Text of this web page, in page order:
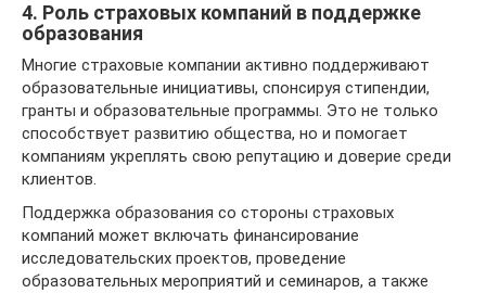
4. Роль страховых компаний в поддержке
образования
Многие страховые компании активно поддерживают
образовательные инициативы, спонсируя стипендии,
гранты и образовательные программы. Это не только
способствует развитию общества, но и помогает
компаниям укреплять свою репутацию и доверие среди
клиентов.
Поддержка образования со стороны страховых
компаний может включать финансирование
исследовательских проектов, проведение
образовательных мероприятий и семинаров, а также